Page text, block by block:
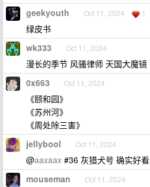
geekyouth Oct 11, 2024 1
绿皮书
wk333 Oct 11, 2024
漫长的季节 风骚律师 天国大魔镜
0x663 Oct 11, 2024
《颐和园》
《苏州河》
《周处除三害》
jellybool Oct 11, 2024
@aaxaax #36 灰猎犬号 确实好看
mouseman Oct 11, 2024